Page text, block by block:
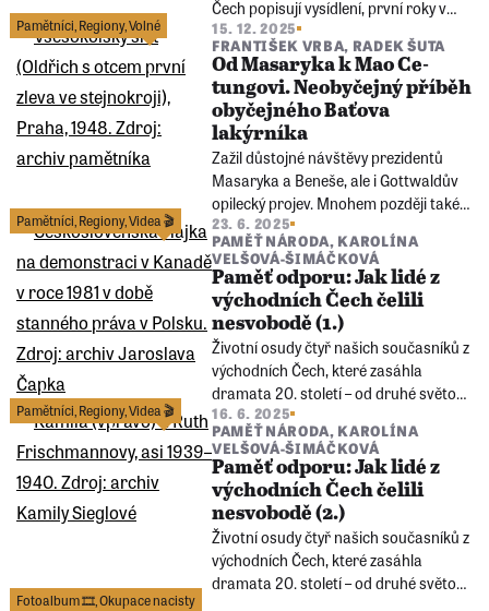
Čech popisují vysídlení, první roky v
Německu i pocit, že člověk může mít
dva domovy. A na ten původní nikdy
nezapomene...
Pamětníci,Regiony,Volné
15. 12. 2025
FRANTIŠEK VRBA, RADEK ŠUTA
Od Masaryka k Mao Ce-
tungovi. Neobyčejný příběh
obyčejného Baťova
lakýrníka
Zažil důstojné návštěvy prezidentů
Masaryka a Beneše, ale i Gottwaldův
opilecký projev. Mnohem později také
stál jen několik metrů od čínského
diktátora Maa. Život Oldřicha Čunka je
stejně pestrý a mnohovrstevnatý jako
historický příběh jeho rodného města
Zlína.
Pamětníci,Regiony,Videa 🎬
23. 6. 2025
PAMĚŤ NÁRODA, KAROLÍNA
VELŠOVÁ-ŠIMÁČKOVÁ
Paměť odporu: Jak lidé z
východních Čech čelili
nesvobodě (1.)
Životní osudy čtyř našich současníků z
východních Čech, které zasáhla
dramata 20. století – od druhé světové
války po Sametovou revoluci. Podívejte
se na čtyři minidokumenty o lidech,
jejichž příběhy spojuje odvaha čelit
bezpráví.
Pamětníci,Regiony,Videa 🎬
16. 6. 2025
PAMĚŤ NÁRODA, KAROLÍNA
VELŠOVÁ-ŠIMÁČKOVÁ
Paměť odporu: Jak lidé z
východních Čech čelili
nesvobodě (2.)
Životní osudy čtyř našich současníků z
východních Čech, které zasáhla
dramata 20. století – od druhé světové
Fotoalbum 🎞️,Okupace nacisty